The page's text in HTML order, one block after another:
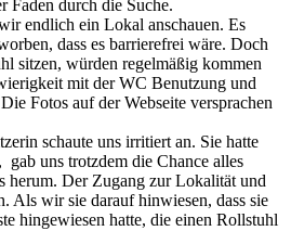
Faden durch die Suche.
endlich ein Lokal anschauen. Es
dass es barrierefrei wäre. Doch
sitzen, würden regelmäßig kommen
mit der WC Benutzung und
Fotos auf der Webseite versprachen
schaute uns irritiert an. Sie hatte
gab uns trotzdem die Chance alles
herum. Der Zugang zur Lokalität und
Als wir sie darauf hinwiesen, dass sie
hingewiesen hatte, die einen Rollstuhl